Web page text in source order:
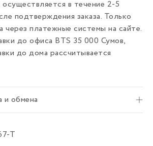
в течение 2-5
подтверждения заказа. Только
через платежные системы на сайте.
до офиса BTS 35 000 Сумов,
до дома рассчитывается
и обмена
T